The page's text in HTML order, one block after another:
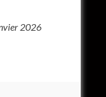
2026